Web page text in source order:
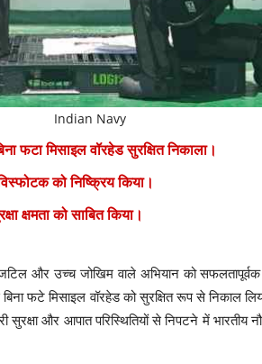
Indian Navy
फटा मिसाइल वॉरहेड सुरक्षित निकाला।
को निष्क्रिय किया।
क्षमता को साबित किया।
और उच्च जोखिम वाले अभियान को
फटे मिसाइल वॉरहेड को सुरक्षित रूप से निकाल
सुरक्षा और आपात परिस्थितियों से निपटने में भारतीय